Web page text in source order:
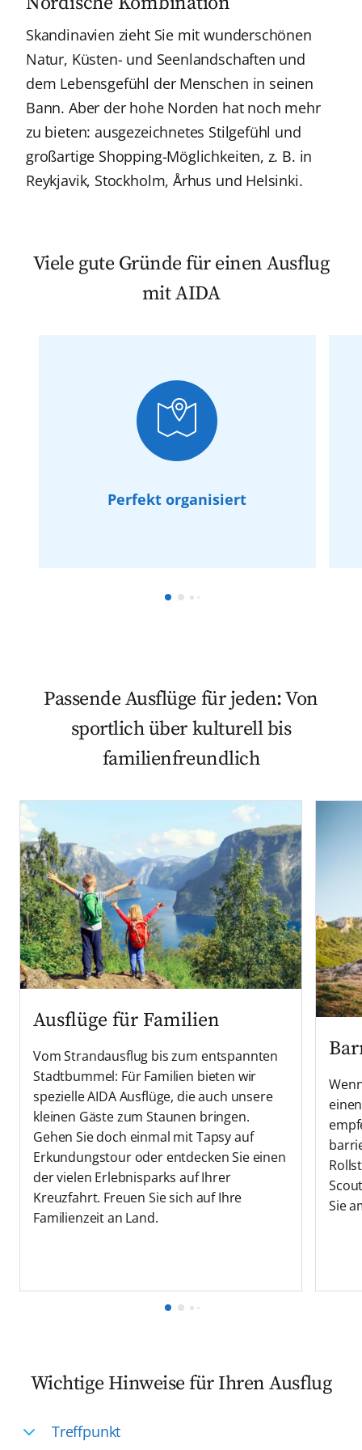
Skandinavien zieht Sie mit wunderschönen
Natur, Küsten- und Seenlandschaften und
dem Lebensgefühl der Menschen in seinen
Bann. Aber der hohe Norden hat noch mehr
zu bieten: ausgezeichnetes Stilgefühl und
großartige Shopping-Möglichkeiten, z. B. in
Reykjavik, Stockholm, Århus und Helsinki.
Viele gute Gründe für einen Ausflug
mit AIDA
Perfekt organisiert
Passende Ausflüge für jeden: Von
sportlich über kulturell bis
familienfreundlich
Ausflüge für Familien
Vom Strandausflug bis zum entspannten
Stadtbummel: Für Familien bieten wir
spezielle AIDA Ausflüge, die auch unsere
kleinen Gäste zum Staunen bringen.
Gehen Sie doch einmal mit Tapsy auf
Erkundungstour oder entdecken Sie einen
der vielen Erlebnisparks auf Ihrer
Kreuzfahrt. Freuen Sie sich auf Ihre
Familienzeit an Land.
Sie
Wichtige Hinweise für Ihren Ausflug
Treffpunkt